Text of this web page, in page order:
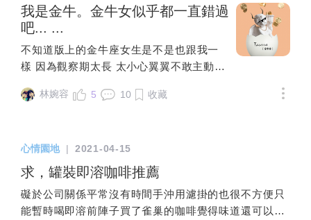
也和車廠的人曖昧不明，不了了之後繼續打著單身狀
態，二月份下南部透過L的介紹認識我，這個時間重疊
序列，堪比超時空旅人。給了C一些證據和說明我們婊
姐妹間的共用關係後（對，就是室內拖鞋共用），直白
瓜葛，有時間在乎誰先主動，不如想一下交往六年、付
六年間怎麼付出，包含照顧J的生活起居，就算遠距也
會寄日用品下來給他、下南部找J時會幫忙打掃房間、
擔心J工作不穩還會每個月提供金援……。處理完後終
於有時間看J傳來的訊息，血噴三千丈。「不能回南部
再說嗎？」（這跟北部南部有關係嗎？？？）「我們就
她們，所以，如果確定要單親又沒有娘家
支援，一定要有這樣的堅持，去遇見願意
跟妳配合，一起幫忙照顧孩子長大的夥
伴。💐3、生父認領前，先想一想。💐首
是專屬生父的權利，一經認領就不能撤
的狀況再行考量，而，除了男方自願認領
制認領」孩子。（若日後如果妳決定與生
父結婚，在法律上，孩子就自動「準
正」）辦理「生父認領」後，在法律上，
小差距在於難以言喻的天啟；每次菓子發
問的時候，狒狒總是想搔癢自己腋下，拍
拍紅屁股跳開，因為呀，狒狒看到了天空
天象在菓子星盤映照的劇情，看到了土星
不能說破，即使那個劇情一五一十的和菓
星關係這一刻、這個流年真真切切的學
會，以至於骨頭裡那份執迷不悟，都將在
這次的2021年好好學習。唯有能告訴菓子
的是，希望菓子能真切學會怎麼看得懂膺
品，但首先，並最快的方法就是——菓子
我是金牛。金牛女似乎都一直錯過
吧... ...
不知道版上的金牛座女生是不是也跟我一
樣 因為觀察期太長 太小心翼翼不敢主動丟
辦法更進一步 對不起 我們只是比較不擅長
副愛理不理的樣子 是因為我們不知道在這
樣的關係裡 我對你的回應是否恰當 會不會
只是我一個人的一廂情願？ 牛女的躊躇 不
敢說100% 至少有80% 都是因為他們看不
清你是否能給她足夠的安全感 對於牛女 也
林婉容 5 10 收藏
心情園地 | 2021-04-15
求，罐裝即溶咖啡推薦
礙於公司關係平常沒有時間手沖用濾掛的也很不方便只
能暫時喝即溶前陣子買了雀巢的咖啡覺得味道還可以也